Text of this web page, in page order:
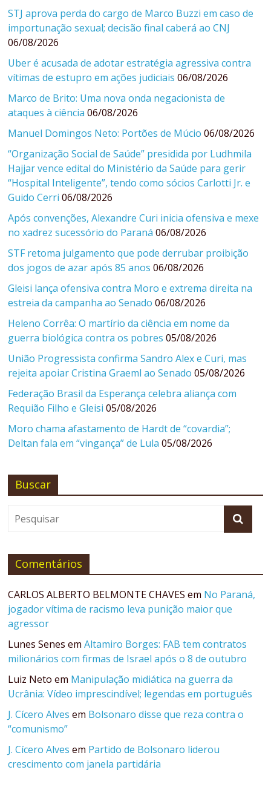
STJ aprova perda do cargo de Marco Buzzi em caso de
importunação sexual; decisão final caberá ao CNJ
06/08/2026
Uber é acusada de adotar estratégia agressiva contra
vítimas de estupro em ações judiciais 06/08/2026
Marco de Brito: Uma nova onda negacionista de
ataques à ciência 06/08/2026
Manuel Domingos Neto: Portões de Múcio 06/08/2026
“Organização Social de Saúde” presidida por Ludhmila
Hajjar vence edital do Ministério da Saúde para gerir
“Hospital Inteligente”, tendo como sócios Carlotti Jr. e
Guido Cerri 06/08/2026
Após convenções, Alexandre Curi inicia ofensiva e mexe
no xadrez sucessório do Paraná 06/08/2026
STF retoma julgamento que pode derrubar proibição
dos jogos de azar após 85 anos 06/08/2026
Gleisi lança ofensiva contra Moro e extrema direita na
estreia da campanha ao Senado 06/08/2026
Heleno Corrêa: O martírio da ciência em nome da
guerra biológica contra os pobres 05/08/2026
União Progressista confirma Sandro Alex e Curi, mas
rejeita apoiar Cristina Graeml ao Senado 05/08/2026
Federação Brasil da Esperança celebra aliança com
Requião Filho e Gleisi 05/08/2026
Moro chama afastamento de Hardt de “covardia”;
Deltan fala em “vingança” de Lula 05/08/2026
Buscar
Comentários
CARLOS ALBERTO BELMONTE CHAVES em No Paraná,
jogador vítima de racismo leva punição maior que
agressor
Lunes Senes emAltamiro Borges: FAB tem contratos
milionários com firmas de Israel após o 8 de outubro
Luiz Neto em Manipulação midiática na guerra da
Ucrânia: Vídeo imprescindível; legendas em português
J. Cícero Alves em Bolsonaro disse que reza contra o
“comunismo”
J. Cícero Alves em Partido de Bolsonaro liderou
crescimento com janela partidária